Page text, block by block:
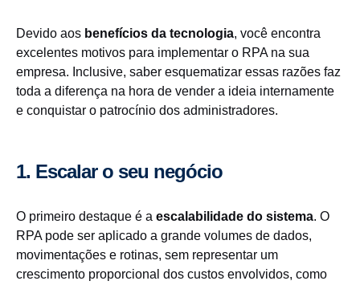
Devido aos benefícios da tecnologia, você encontra
excelentes motivos para implementar o RPA na sua
empresa. Inclusive, saber esquematizar essas razões faz
toda a diferença na hora de vender a ideia internamente
e conquistar o patrocínio dos administradores.
1. Escalar o seu negócio
O primeiro destaque é a escalabilidade do sistema. O
RPA pode ser aplicado a grande volumes de dados,
movimentações e rotinas, sem representar um
crescimento proporcional dos custos envolvidos, como